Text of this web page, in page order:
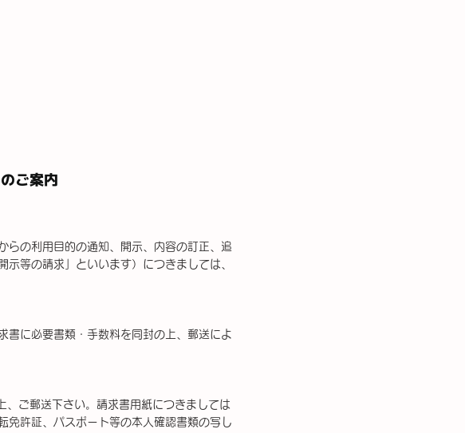
ご案内
らの利用目的の通知、開示、内容の訂正、追
等の請求」といいます）につきましては、
書に必要書類・手数料を同封の上、郵送によ
、ご郵送下さい。請求書用紙につきましては
免許証、パスポート等の本人確認書類の写し